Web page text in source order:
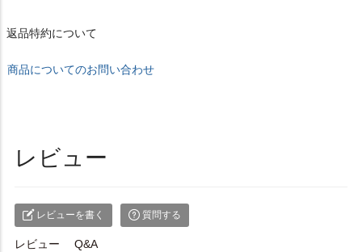
返品特約について
商品についてのお問い合わせ
レビュー
レビューを書く 質問する
レビュー Q&A